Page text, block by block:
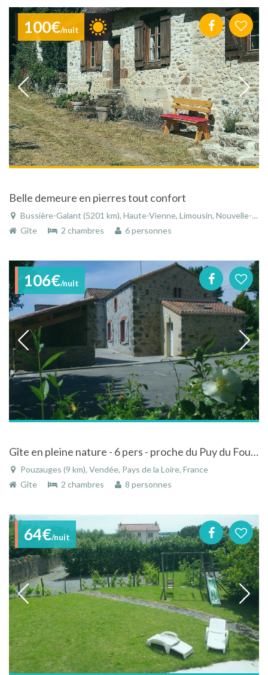
100€/nuit
Belle demeure en pierres tout confort
Bussière-Galant (5201 km), Haute-Vienne, Limousin, Nouvelle-Aquitaine, France
Gîte
2 chambres 6 personnes
106€/nuit
Gîte en pleine nature - 6 pers - proche du Puy du Fou - Campagne bocage Vendéen Pouzauges
Pouzauges (9 km), Vendée, Pays de la Loire, France
Gîte
2 chambres 8 personnes
64€/nuit